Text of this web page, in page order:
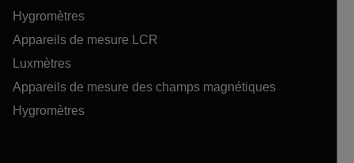
Hygromètres
Appareils de mesure LCR
Luxmètres
Appareils de mesure des champs magnétiques
Hygromètres